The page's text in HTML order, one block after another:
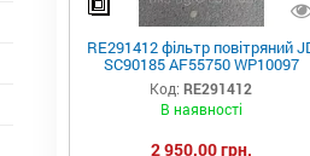
RE291412 фільтр повітряний
SC90185 AF55750 WP10097
Код: RE291412
В наявності
2 950,00 грн.